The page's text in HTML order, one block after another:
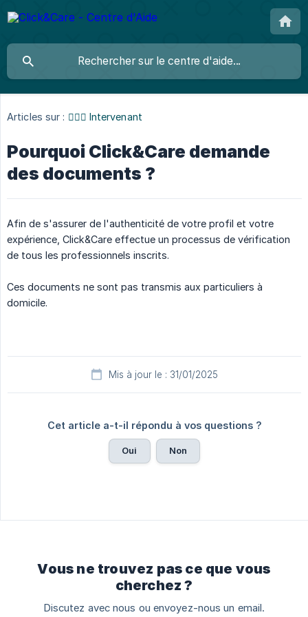
Articles sur : 👩🏼‍⚕️ Intervenant
Pourquoi Click&Care demande
des documents ?
Afin de s'assurer de l'authenticité de votre profil et votre
expérience, Click&Care effectue un processus de vérification
de tous les professionnels inscrits.
Ces documents ne sont pas transmis aux particuliers à
domicile.
Mis à jour le : 31/01/2025
Cet article a-t-il répondu à vos questions ?
Oui Non
Vous ne trouvez pas ce que vous
cherchez ?
Discutez avec nous ou envoyez-nous un email.